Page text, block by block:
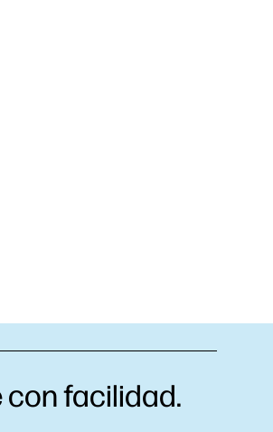
con facilidad.